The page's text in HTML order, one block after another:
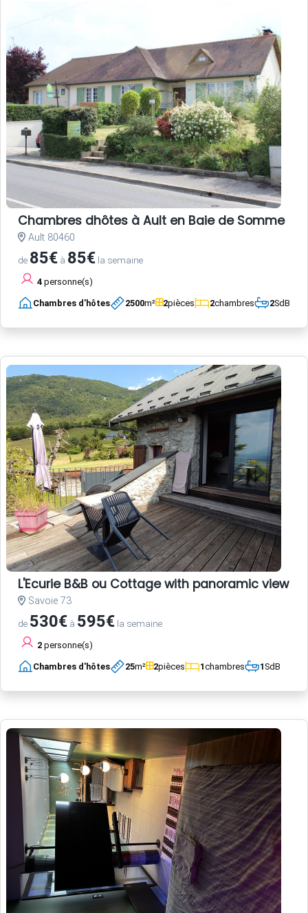
Chambres dhôtes à Ault en Baie de Somme
Ault 80460
de 85€ à 85€ la semaine
4 personne(s)
Chambres d'hôtes 2500m² 2pièces 2chambres 2SdB
L'Ecurie B&B ou Cottage with panoramic view
Savoie 73
de 530€ à 595€ la semaine
2 personne(s)
Chambres d'hôtes 25m² 2pièces 1chambres 1SdB